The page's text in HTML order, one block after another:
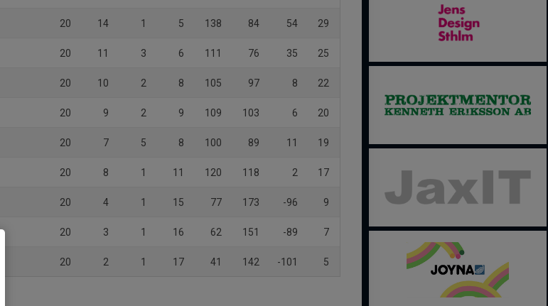
20 14 1 5 138 84 54 29
20 11 3 6 111 76 35 25
20 10 2 8 105 97 8 22
20 9 2 9 109 103 6 20
20 7 5 8 100 89 11 19
20 8 1 11 120 118 2 17
20 4 1 15 77 173 -96 9
20 3 1 16 62 151 -89 7
20 2 1 17 41 142 -101 5